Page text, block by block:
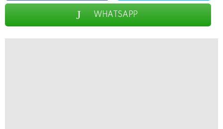
WHATSAPP